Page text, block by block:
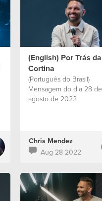
(English) Por Trás da
Cortina
(Português do Brasil)
Mensagem do dia 28 de
agosto de 2022
Chris Mendez
Aug 28 2022